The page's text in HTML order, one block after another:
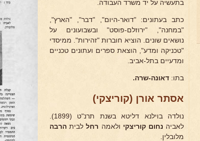
בתעשיה על יד משרד העבודה.
כתב בעתונים: "דואר-היום", "דבר", "הארץ",
"במחנה", "ירוזלם-פוסט" ובשבועונים על
נושאים שונים. הוציא חוברות "זהירות". ממיסדי
"טכניקה ומדע", הוצאת ספרים ועתונים טכניים
ומדעיים בתל-אביב.
בתו: דאונה-שרה.
אסתר אורן (קוריצקי)
נולדה בוילנא דליטא בשנת תרנ"ט (1899).
לאביה נחום קוריצקי ולאמה רחללבית הרבה
מלובלין.